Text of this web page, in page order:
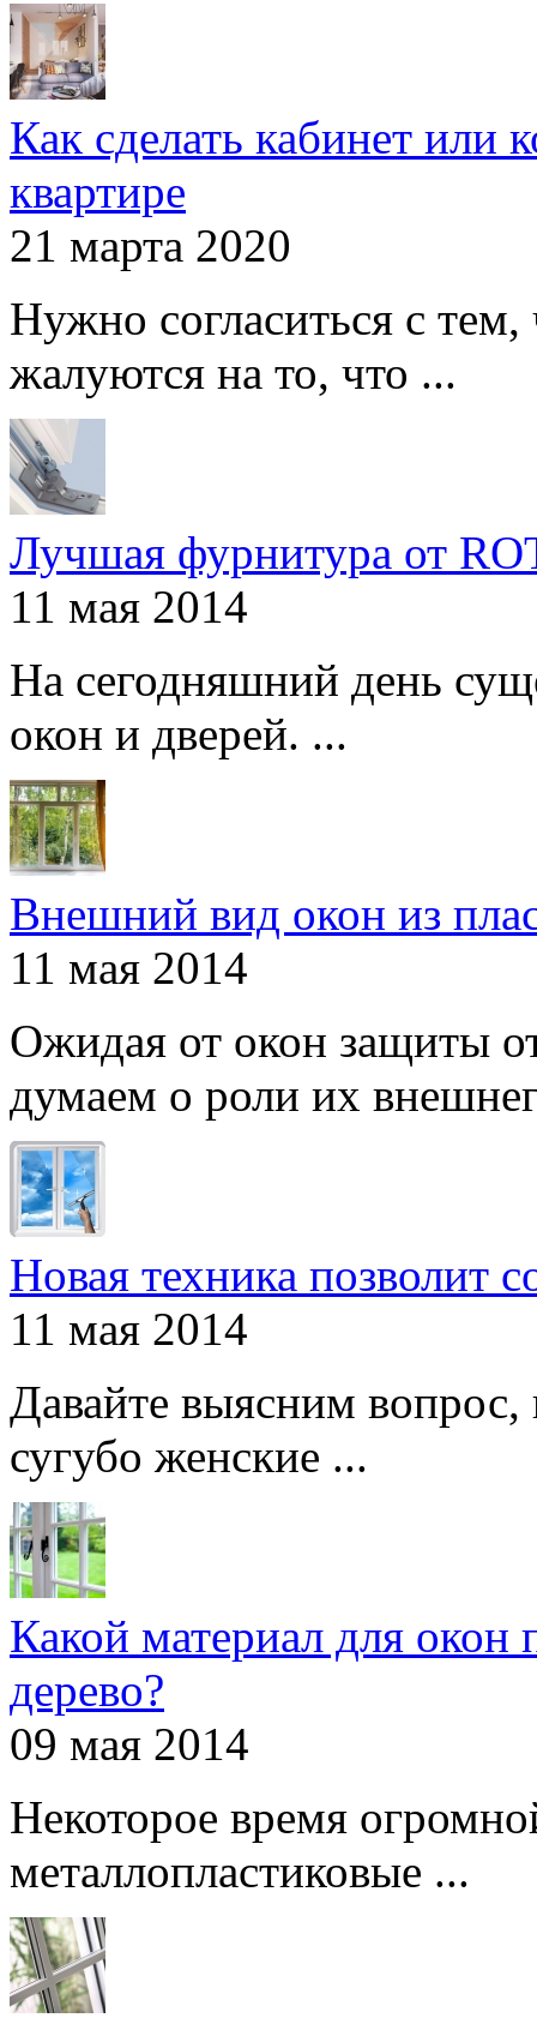
Как сделать кабинет или
квартире
21 марта 2020
Нужно согласиться с
жалуются на то, что ...
Лучшая фурнитура от
11 мая 2014
На сегодняшний день
окон и дверей. ...
Внешний вид окон из
11 мая 2014
Ожидая от окон защиты
думаем о роли их
Новая техника позволит
11 мая 2014
Давайте выясним
сугубо женские ...
Какой материал для окон
дерево?
09 мая 2014
Некоторое время
металлопластиковые ...